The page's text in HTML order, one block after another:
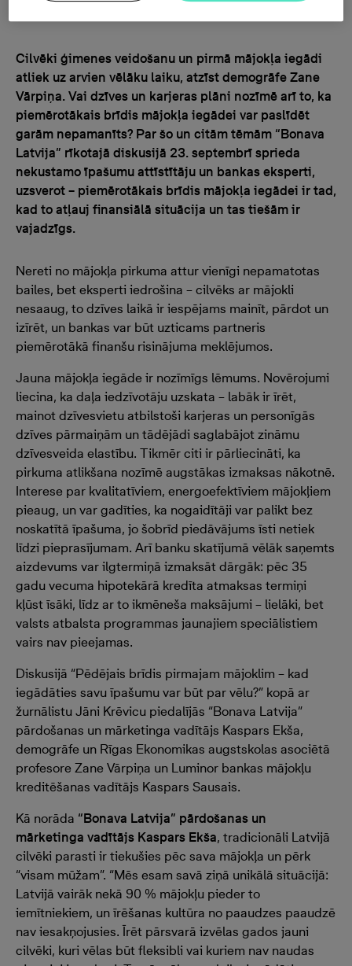
Cilvēki ģimenes veidošanu un pirmā mājokļa iegādi
atliek uz arvien vēlāku laiku, atzīst demogrāfe Zane
Vārpiņa. Vai dzīves un karjeras plāni nozīmē arī to, ka
piemērotākais brīdis mājokļa iegādei var paslīdēt
garām nepamanīts? Par šo un citām tēmām “Bonava
Latvija” rīkotajā diskusijā 23. septembrī sprieda
nekustamo īpašumu attīstītāju un bankas eksperti,
uzsverot – piemērotākais brīdis mājokļa iegādei ir tad,
kad to atļauj finansiālā situācija un tas tiešām ir
vajadzīgs.
Nereti no mājokļa pirkuma attur vienīgi nepamatotas
bailes, bet eksperti iedrošina – cilvēks ar mājokli
nesaaug, to dzīves laikā ir iespējams mainīt, pārdot un
izīrēt, un bankas var būt uzticams partneris
piemērotākā finanšu risinājuma meklējumos.
Jauna mājokļa iegāde ir nozīmīgs lēmums. Novērojumi
liecina, ka daļa iedzīvotāju uzskata – labāk ir īrēt,
mainot dzīvesvietu atbilstoši karjeras un personīgās
dzīves pārmaiņām un tādējādi saglabājot zināmu
dzīvesveida elastību. Tikmēr citi ir pārliecināti, ka
pirkuma atlikšana nozīmē augstākas izmaksas nākotnē.
Interese par kvalitatīviem, energoefektīviem mājokļiem
pieaug, un var gadīties, ka nogaidītāji var palikt bez
noskatītā īpašuma, jo šobrīd piedāvājums īsti netiek
līdzi pieprasījumam. Arī banku skatījumā vēlāk saņemts
aizdevums var ilgtermiņā izmaksāt dārgāk: pēc 35
gadu vecuma hipotekārā kredīta atmaksas termiņi
kļūst īsāki, līdz ar to ikmēneša maksājumi – lielāki, bet
valsts atbalsta programmas jaunajiem speciālistiem
vairs nav pieejamas.
Diskusijā “Pēdējais brīdis pirmajam mājoklim – kad
iegādāties savu īpašumu var būt par vēlu?” kopā ar
žurnālistu Jāni Krēvicu piedalījās “Bonava Latvija”
pārdošanas un mārketinga vadītājs Kaspars Ekša,
demogrāfe un Rīgas Ekonomikas augstskolas asociētā
profesore Zane Vārpiņa un Luminor bankas mājokļu
kreditēšanas vadītājs Kaspars Sausais.
Kā norāda “Bonava Latvija” pārdošanas un
mārketinga vadītājs Kaspars Ekša, tradicionāli Latvijā
cilvēki parasti ir tiekušies pēc sava mājokļa un pērk
“visam mūžam”. “Mēs esam savā ziņā unikālā situācijā:
Latvijā vairāk nekā 90 % mājokļu pieder to
iemītniekiem, un īrēšanas kultūra no paaudzes paaudzē
nav iesakņojusies. Īrēt pārsvarā izvēlas gados jauni
cilvēki, kuri vēlas būt fleksibli vai kuriem nav naudas